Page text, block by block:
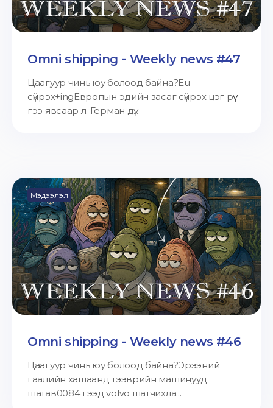
Omni shipping - Weekly news #47
Цаагуур чинь юу болоод байна?Eu
сүйрэх+ingЕвропын эдийн засаг сүйрэх цэг рүү
гээ явсаар л. Герман дү...
Мэдээлэл
Omni shipping - Weekly news #46
Цаагуур чинь юу болоод байна?Эрээний
гаалийн хашаанд тээврийн машинууд
шатав0084 гээд volvo шатчихла...